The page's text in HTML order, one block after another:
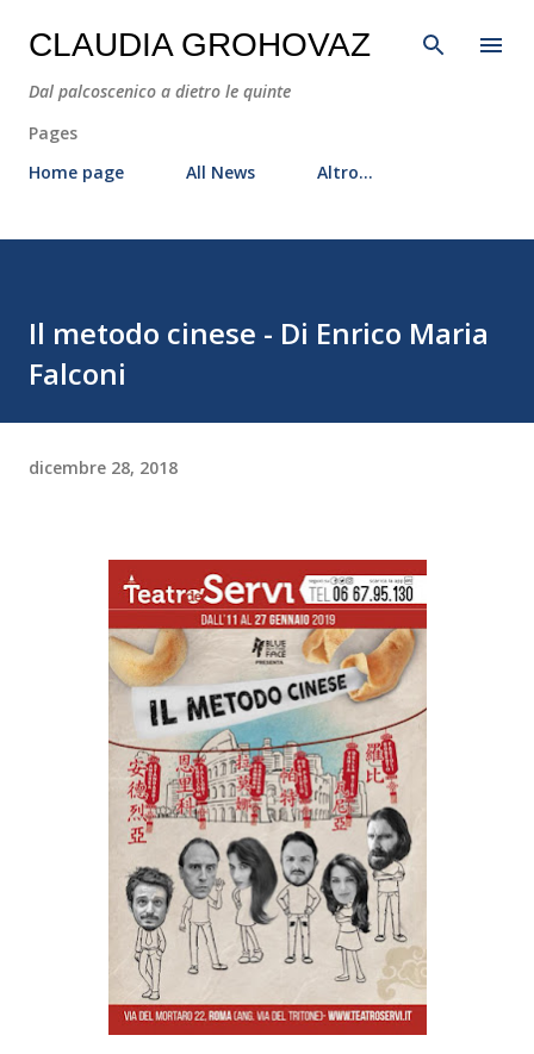
Passa ai contenuti principali
CLAUDIA GROHOVAZ
Dal palcoscenico a dietro le quinte
Pages
Home page
All News Altro…
Il metodo cinese - Di Enrico Maria
Falconi
dicembre 28, 2018